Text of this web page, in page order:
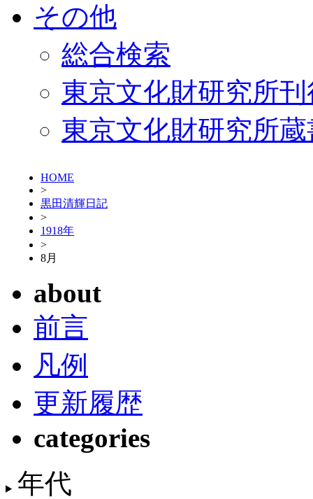
その他
総合検索
東京文化財研究所
東京文化財研究所
HOME
>
黒田清輝日記
>
1918年
>
8月
about
前言
凡例
更新履歴
categories
年代